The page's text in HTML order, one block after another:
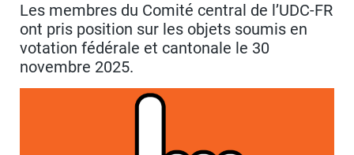
Les membres du Comité central de l’UDC-FR
ont pris position sur les objets soumis en
votation fédérale et cantonale le 30
novembre 2025.